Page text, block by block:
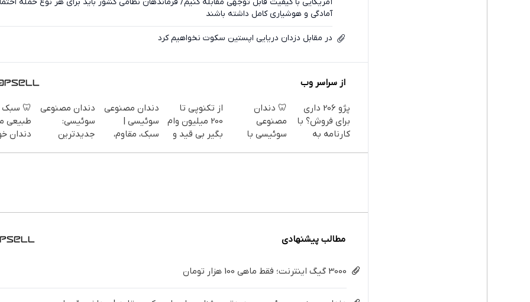
آمادگی و هوشیاری کامل داشته باشند
در مقابل دزدان دریایی اپستین سکوت نخواهیم کرد
از سراسر وب
پژو 206 داری
برای فروش؟ با
کارنامه به
🦷 دندان
مصنوعی
سوئیسی با
از تکنوپی تا
200 میلیون وام
بگیر بی قید و
دندان مصنوعی
سوئیسی |
سبک، مقاوم،
دندان مصنوعی
سوئیسی:
جدیدترین
🦷 سبک
طبیعی
دندان
مطالب پیشنهادی
3000 گیگ اینترنت؛ فقط ماهی 100 هزار تومان